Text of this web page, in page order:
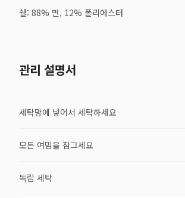
쉘: 88% 면, 12% 폴리에스터
관리 설명서
세탁망에 넣어서 세탁하세요
모든 여밈을 잠그세요
독립 세탁